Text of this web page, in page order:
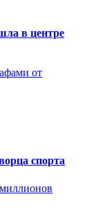
в центре
от
спорта